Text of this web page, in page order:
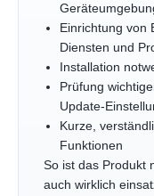
Einrichtung von
Diensten und
Installation
Prüfung
Update-
Kurze,
Funktionen
So ist das Produkt
auch wirklich